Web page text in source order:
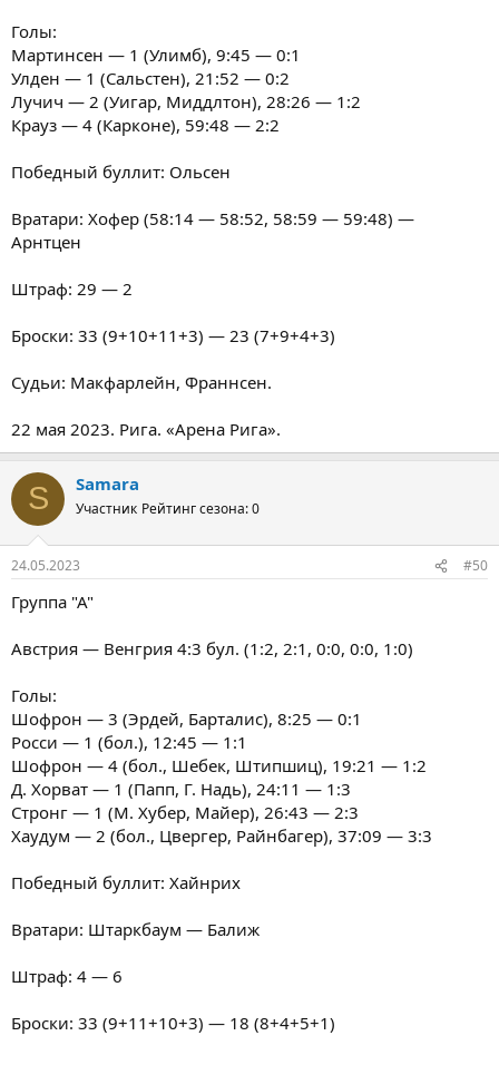
Голы:
Мартинсен — 1 (Улимб), 9:45 — 0:1
Улден — 1 (Сальстен), 21:52 — 0:2
Лучич — 2 (Уигар, Миддлтон), 28:26 — 1:2
Крауз — 4 (Карконе), 59:48 — 2:2
Победный буллит: Ольсен
Вратари: Хофер (58:14 — 58:52, 58:59 — 59:48) —
Арнтцен
Штраф: 29 — 2
Броски: 33 (9+10+11+3) — 23 (7+9+4+3)
Судьи: Макфарлейн, Франнсен.
22 мая 2023. Рига. «Арена Рига».
S Samara
Участник Рейтинг сезона: 0
24.05.2023 #50
Группа "А"
Австрия — Венгрия 4:3 бул. (1:2, 2:1, 0:0, 0:0, 1:0)
Голы:
Шофрон — 3 (Эрдей, Барталис), 8:25 — 0:1
Росси — 1 (бол.), 12:45 — 1:1
Шофрон — 4 (бол., Шебек, Штипшиц), 19:21 — 1:2
Д. Хорват — 1 (Папп, Г. Надь), 24:11 — 1:3
Стронг — 1 (М. Хубер, Майер), 26:43 — 2:3
Хаудум — 2 (бол., Цвергер, Райнбагер), 37:09 — 3:3
Победный буллит: Хайнрих
Вратари: Штаркбаум — Балиж
Штраф: 4 — 6
Броски: 33 (9+11+10+3) — 18 (8+4+5+1)